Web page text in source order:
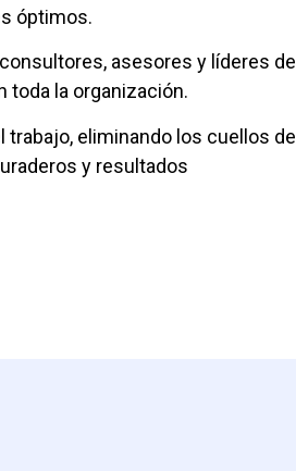
óptimos.
asesores y líderes de
toda la organización.
trabajo, eliminando los cuellos de
y resultados